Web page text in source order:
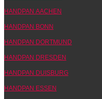
HANDPAN AACHEN
HANDPAN BONN
HANDPAN DORTMUND
HANDPAN DRESDEN
HANDPAN DUISBURG
HANDPAN ESSEN